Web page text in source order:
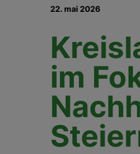
22. mai 2026
im